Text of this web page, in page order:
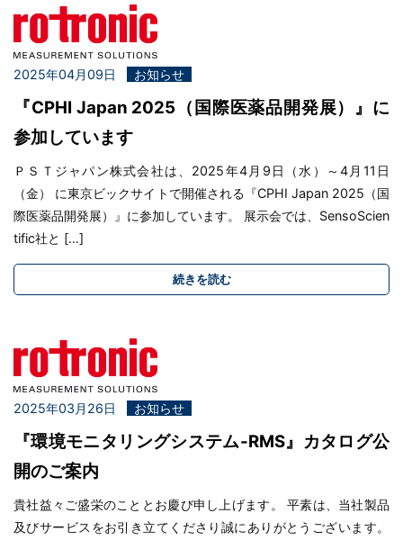
2025年04月09日 お知らせ
『CPHI Japan 2025（国際医薬品開発展）』に
参加しています
ＰＳＴジャパン株式会社は、2025年4月9日（水）～4月11日
（金） に東京ビックサイトで開催される『CPHI Japan 2025（国
際医薬品開発展）』に参加しています。 展示会では、SensoScien
tific社と […]
続きを読む
2025年03月26日 お知らせ
『環境モニタリングシステム-RMS』カタログ公
開のご案内
貴社益々ご盛栄のこととお慶び申し上げます。 平素は、当社製品
及びサービスをお引き立てくださり誠にありがとうございます。